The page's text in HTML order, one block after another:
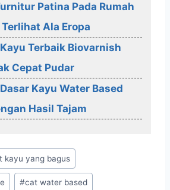
Patina Pada Rumah
Ala Eropa
Terbaik Biovarnish
Cepat Pudar
Kayu Water Based
Hasil Tajam
kayu yang bagus
#cat water based